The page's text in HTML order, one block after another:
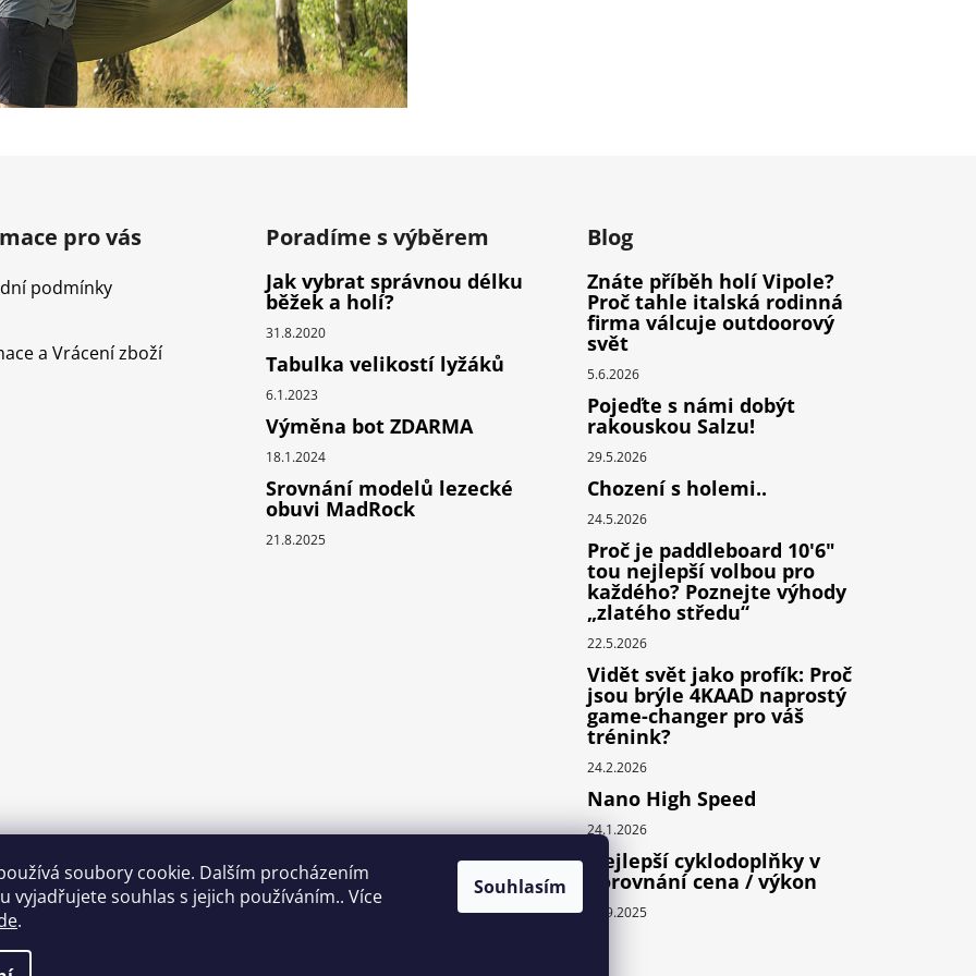
soubory cookie. Dalším procházením
vyjadřujete souhlas s jejich používáním.. Více
.
Souhlasím
pro vás
podmínky
a Vrácení zboží
Poradíme s výběrem
Jak vybrat správnou délku
běžek a holí?
31.8.2020
Tabulka velikostí lyžáků
6.1.2023
Výměna bot ZDARMA
18.1.2024
Srovnání modelů lezecké
obuvi MadRock
21.8.2025
Blog
Znáte příběh holí Vipole?
Proč tahle italská rodinná
firma válcuje outdoorový
svět
5.6.2026
Pojeďte s námi dobýt
rakouskou Salzu!
29.5.2026
Chození s holemi..
24.5.2026
Proč je paddleboard 10'6"
tou nejlepší volbou pro
každého? Poznejte výhody
„zlatého středu“
22.5.2026
Vidět svět jako profík: Proč
jsou brýle 4KAAD naprostý
game-changer pro váš
trénink?
24.2.2026
Nano High Speed
24.1.2026
Nejlepší cyklodoplňky v
porovnání cena / výkon
24.9.2025